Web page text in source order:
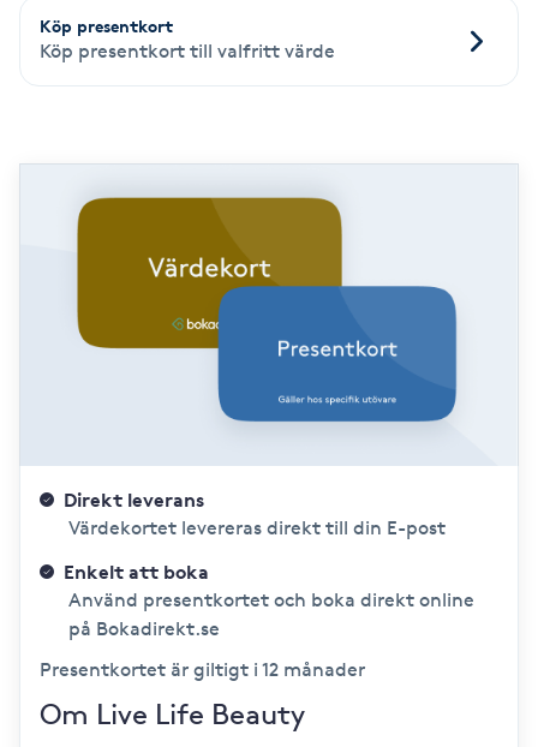
Köp presentkort
Köp presentkort till valfritt värde
Direkt leverans
Värdekortet levereras direkt till din E-post
Enkelt att boka
Använd presentkortet och boka direkt online
på Bokadirekt.se
Presentkortet är giltigt i 12 månader
Om Live Life Beauty